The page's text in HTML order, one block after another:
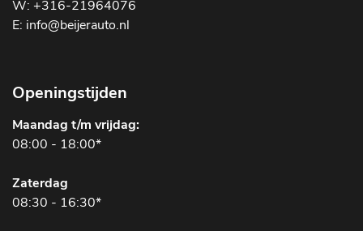
W: +316-21964076
E: info@beijerauto.nl
Openingstijden
Maandag t/m vrijdag:
08:00 - 18:00*
Zaterdag
08:30 - 16:30*